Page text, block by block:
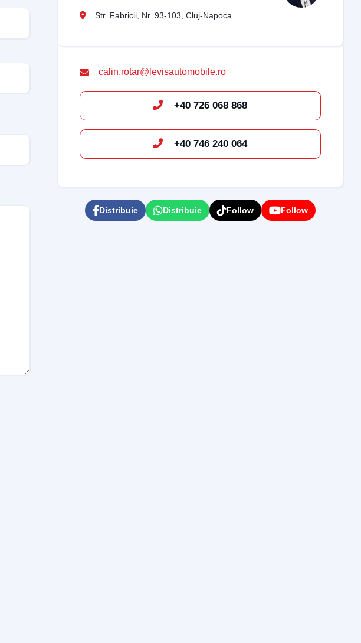
Str. Fabricii, Nr. 93-103, Cluj-Napoca
calin.rotar@levisautomobile.ro
+40 726 068 868
+40 746 240 064
Distribuie Distribuie Follow Follow